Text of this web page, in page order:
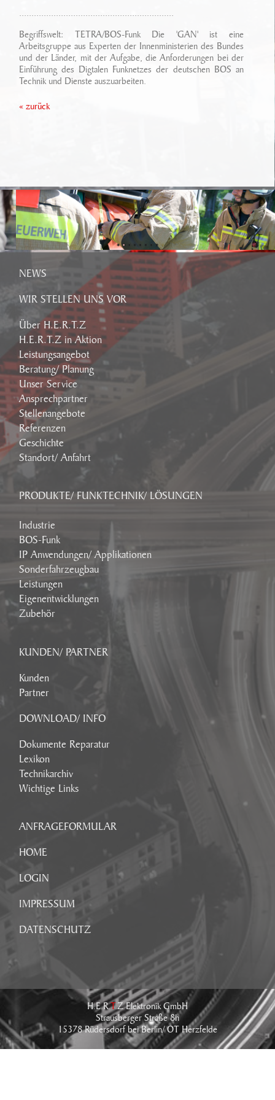
Stellenangebote
Referenzen
Leistungen
Eigenentwicklungen
Wichtige Links
...............................................................
Begriffswelt: TETRA/BOS-Funk Die 'GAN' ist eine
Arbeitsgruppe aus Experten der Innenministerien des Bundes
und der Länder, mit der Aufgabe, die Anforderungen bei der
Einführung des Digtalen Funknetzes der deutschen BOS an
Technik und Dienste auszuarbeiten.
« zurück
NEWS
WIR STELLEN UNS VOR
Über H.E.R.T.Z
H.E.R.T.Z in Aktion
Leistungsangebot
Beratung/ Planung
Unser Service
Ansprechpartner
Stellenangebote
Referenzen
Geschichte
Standort/ Anfahrt
PRODUKTE/ FUNKTECHNIK/ LÖSUNGEN
Industrie
BOS-Funk
IP Anwendungen/ Applikationen
Sonderfahrzeugbau
Leistungen
Eigenentwicklungen
Zubehör
KUNDEN/ PARTNER
Kunden
Partner
DOWNLOAD/ INFO
Dokumente Reparatur
Lexikon
Technikarchiv
Wichtige Links
ANFRAGEFORMULAR
HOME
LOGIN
IMPRESSUM
DATENSCHUTZ
H.E.R.T.Z Elektronik GmbH
Strausberger Straße 8h
15378 Rüdersdorf bei Berlin/ OT Herzfelde